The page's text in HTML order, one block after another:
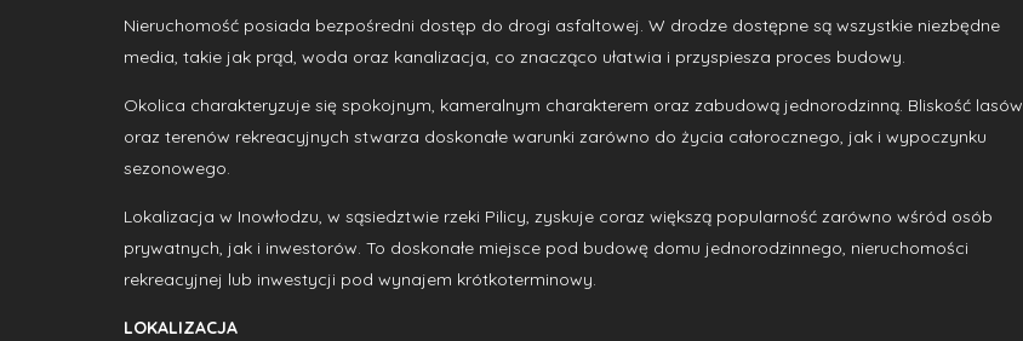
Nieruchomość posiada bezpośredni dostęp do drogi asfaltowej. W drodze dostępne są wszystkie niezbędne
media, takie jak prąd, woda oraz kanalizacja, co znacząco ułatwia i przyspiesza proces budowy.
Okolica charakteryzuje się spokojnym, kameralnym charakterem oraz zabudową jednorodzinną. Bliskość lasów
oraz terenów rekreacyjnych stwarza doskonałe warunki zarówno do życia całorocznego, jak i wypoczynku
sezonowego.
Lokalizacja w Inowłodzu, w sąsiedztwie rzeki Pilicy, zyskuje coraz większą popularność zarówno wśród osób
prywatnych, jak i inwestorów. To doskonałe miejsce pod budowę domu jednorodzinnego, nieruchomości
rekreacyjnej lub inwestycji pod wynajem krótkoterminowy.
LOKALIZACJA